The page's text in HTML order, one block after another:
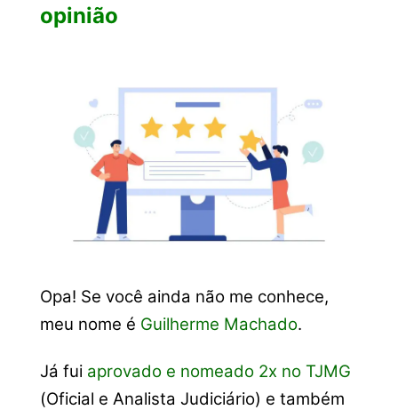
opinião
Opa! Se você ainda não me conhece,
meu nome é Guilherme Machado.
Já fui aprovado e nomeado 2x no TJMG
(Oficial e Analista Judiciário) e também